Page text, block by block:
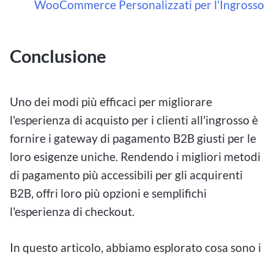
WooCommerce Personalizzati per l'Ingrosso
Conclusione
Uno dei modi più efficaci per migliorare
l'esperienza di acquisto per i clienti all'ingrosso è
fornire i gateway di pagamento B2B giusti per le
loro esigenze uniche. Rendendo i migliori metodi
di pagamento più accessibili per gli acquirenti
B2B, offri loro più opzioni e semplifichi
l'esperienza di checkout.
In questo articolo, abbiamo esplorato cosa sono i